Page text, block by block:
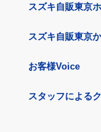
スズキ自販東京
スズキ自販東京
お客様Voice
スタッフによる